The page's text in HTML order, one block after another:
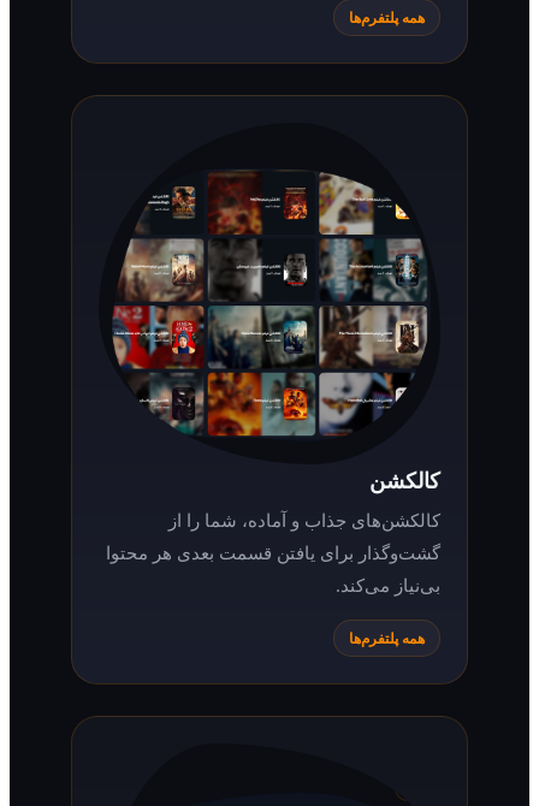
همه پلتفرم‌ها
کالکشن‌های جذاب و آماده، شما را از
گشت‌وگذار برای یافتن قسمت بعدی هر محتوا
بی‌نیاز می‌کند.
همه پلتفرم‌ها